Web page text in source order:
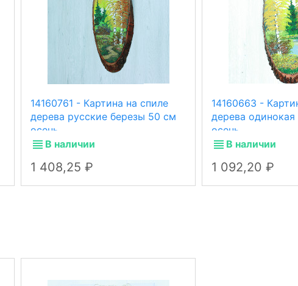
14160761 - Картина на спиле
дерева русские березы 50 см
осень
В наличии
1 408,25
14160663 -
дерева
осень.
В наличии
1 092,20